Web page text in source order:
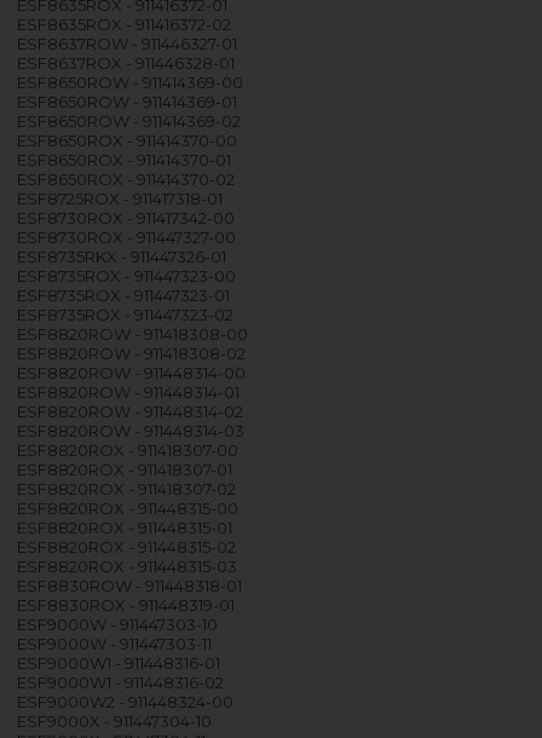
ESF8635ROX - 911416372-01
ESF8635ROX - 911416372-02
ESF8637ROW - 911446327-01
ESF8637ROX - 911446328-01
ESF8650ROW - 911414369-00
ESF8650ROW - 911414369-01
ESF8650ROW - 911414369-02
ESF8650ROX - 911414370-00
ESF8650ROX - 911414370-01
ESF8650ROX - 911414370-02
ESF8725ROX - 911417318-01
ESF8730ROX - 911417342-00
ESF8730ROX - 911447327-00
ESF8735RKX - 911447326-01
ESF8735ROX - 911447323-00
ESF8735ROX - 911447323-01
ESF8735ROX - 911447323-02
ESF8820ROW - 911418308-00
ESF8820ROW - 911418308-02
ESF8820ROW - 911448314-00
ESF8820ROW - 911448314-01
ESF8820ROW - 911448314-02
ESF8820ROW - 911448314-03
ESF8820ROX - 911418307-00
ESF8820ROX - 911418307-01
ESF8820ROX - 911418307-02
ESF8820ROX - 911448315-00
ESF8820ROX - 911448315-01
ESF8820ROX - 911448315-02
ESF8820ROX - 911448315-03
ESF8830ROW - 911448318-01
ESF8830ROX - 911448319-01
ESF9000W - 911447303-10
ESF9000W - 911447303-11
ESF9000W1 - 911448316-01
ESF9000W1 - 911448316-02
ESF9000W2 - 911448324-00
ESF9000X - 911447304-10